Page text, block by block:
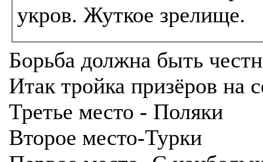
укров. Жуткое зрелище.
Борьба должна быть
Итак тройка призёров на
Третье место - Поляки
Второе место-Турки